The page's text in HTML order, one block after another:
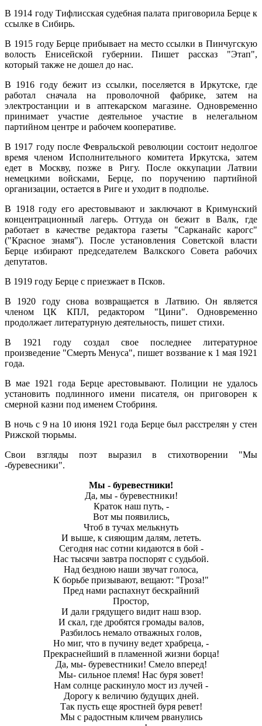
В 1914 году Тифлисская судебная палата приговорила Берце к
ссылке в Сибирь.
В 1915 году Берце прибывает на место ссылки в Пинчугскую
волость Енисейской губернии. Пишет рассказ "Этап",
который также не дошел до нас.
В 1916 году бежит из ссылки, поселяется в Иркутске, где
работал сначала на проволочной фабрике, затем на
электростанции и в аптекарском магазине. Одновременно
принимает участие деятельное участие в нелегальном
партийном центре и рабочем кооперативе.
В 1917 году после Февральской революции состоит недолгое
время членом Исполнительного комитета Иркутска, затем
едет в Москву, позже в Ригу. После оккупации Латвии
немецкими войсками, Берце, по поручению партийной
организации, остается в Риге и уходит в подполье.
В 1918 году его арестовывают и заключают в Кримунский
концентрационный лагерь. Оттуда он бежит в Валк, где
работает в качестве редактора газеты "Сарканайс карогс"
("Красное знамя"). После установления Советской власти
Берце избирают председателем Валкского Совета рабочих
депутатов.
В 1919 году Берце с приезжает в Псков.
В 1920 году снова возвращается в Латвию. Он является
членом ЦК КПЛ, редактором "Цини". Одновременно
продолжает литературную деятельность, пишет стихи.
В 1921 году создал свое последнее литературное
произведение "Смерть Менуса", пишет воззвание к 1 мая 1921
года.
В мае 1921 года Берце арестовывают. Полиции не удалось
установить подлинного имени писателя, он приговорен к
смерной казни под именем Стобриня.
В ночь с 9 на 10 июня 1921 года Берце был расстрелян у стен
Рижской тюрьмы.
Свои взгляды поэт выразил в стихотворении "Мы
-буревесники".
Мы - буревестники!
Да, мы - буревестники!
Краток наш путь, -
Вот мы появились,
Чтоб в тучах мелькнуть
И выше, к сияющим далям, лететь.
Сегодня нас сотни кидаются в бой -
Нас тысячи завтра поспорят с судьбой.
Над бездною наши звучат голоса,
К борьбе призывают, вещают: "Гроза!"
Пред нами распахнут бескрайний
Простор,
И дали грядущего видит наш взор.
И скал, где дробятся громады валов,
Разбилось немало отважных голов,
Но миг, что в пучину ведет храбреца, -
Прекраснейший в пламенной жизни борца!
Да, мы- буревестники! Смело вперед!
Мы- сильное племя! Нас буря зовет!
Нам солнце раскинуло мост из лучей -
Дорогу к величию будущих дней.
Так пусть еще яростней буря ревет!
Мы с радостным кличем рванулись